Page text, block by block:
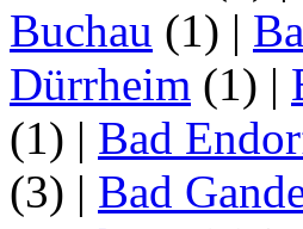
Buchau (1) |
Dürrheim (1) |
(1) | Bad
(3) | Bad